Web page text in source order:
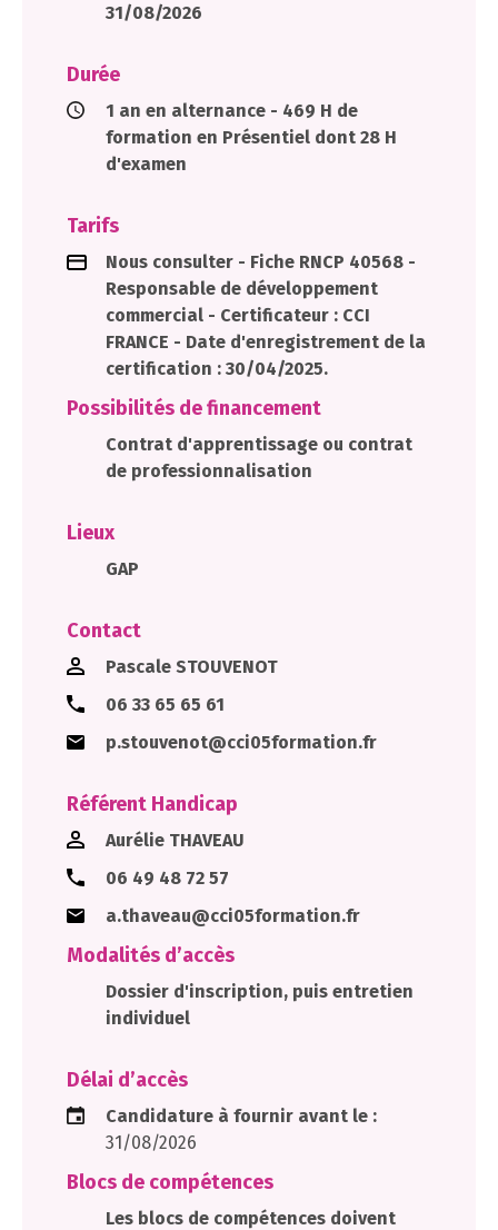
31/08/2026
Durée
1 an en alternance - 469 H de
formation en Présentiel dont 28 H
d'examen
Tarifs
Nous consulter - Fiche RNCP 40568 -
Responsable de développement
commercial - Certificateur : CCI
FRANCE - Date d'enregistrement de la
certification : 30/04/2025.
Possibilités de financement
Contrat d'apprentissage ou contrat
de professionnalisation
Lieux
GAP
Contact
Pascale STOUVENOT
06 33 65 65 61
p.stouvenot@cci05formation.fr
Référent Handicap
Aurélie THAVEAU
06 49 48 72 57
a.thaveau@cci05formation.fr
Modalités d’accès
Dossier d'inscription, puis entretien
individuel
Délai d’accès
Candidature à fournir avant le :
31/08/2026
Blocs de compétences
Les blocs de compétences doivent